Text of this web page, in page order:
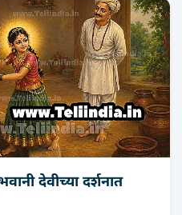
देवीच्‍या दर्शनात